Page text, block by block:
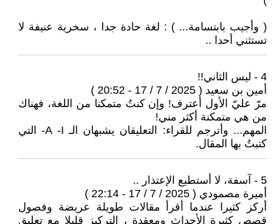
( وأجيب بابتسامة... ) : لغة حادة جدا ، سخرية عنيفة لا
تستثني أحدا ..
4 - ليس الثاني!!
أمين بن سعيد ( 2025 / 7 / 17 - 20:52 )
مرّ عليّ الأول أعترف! وإن كنتُ متمكنا من اللغة، فهناك
من هي متمكنة أكثر مني!
المهم... وأترجم للقراء: التعليقان يشبهان الـ A -I- التي
كتبتُ بها المقال.
5 - آسفة، لا أستطيع الإعتذار ..
أميرة مصمودي ( 2025 / 7 / 17 - 22:14 )
أركز كثيرا عندما أقرأ مقالات طويلة عريضة وفصول
قصص كثيرة الأحداث ومعقدة ، التركيز قليلا مع تعليق